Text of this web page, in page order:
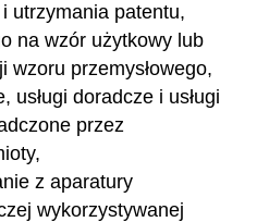
utrzymania patentu,
na wzór użytkowy lub
wzoru przemysłowego,
usługi doradcze i usługi
przez
z aparatury
wykorzystywanej